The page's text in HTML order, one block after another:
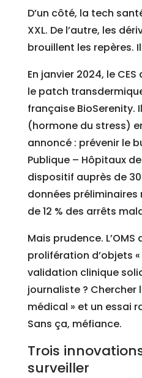
D’un côté, la tech
XXL. De l’autre, les
brouillent les repères.
En janvier 2024, le
le patch
française BioSerenity.
(hormone du stress)
annoncé : prévenir le
Publique – Hôpitaux
dispositif auprès de
données
de 12 % des arrêts
Mais prudence. L’OMS
prolifération d’objets
validation clinique
journaliste ? Chercher
médical » et un essai
Sans ça, méfiance.
Trois
surveiller